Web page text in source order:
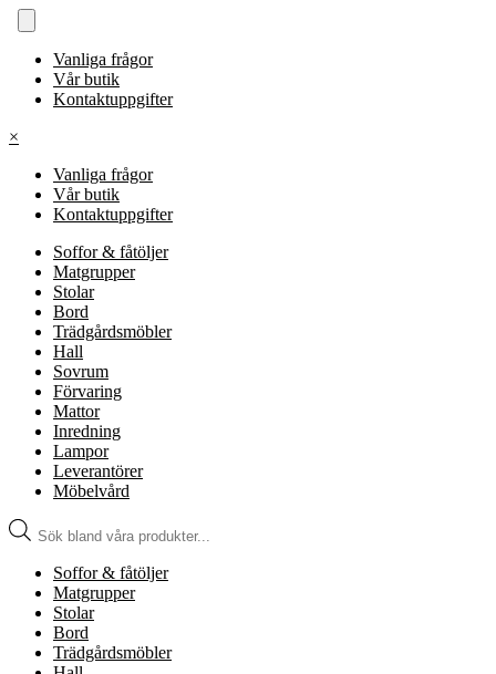
Vanliga frågor
Vår butik
Kontaktuppgifter
×
Vanliga frågor
Vår butik
Kontaktuppgifter
Soffor & fåtöljer
Matgrupper
Stolar
Bord
Trädgårdsmöbler
Hall
Sovrum
Förvaring
Mattor
Inredning
Lampor
Leverantörer
Möbelvård
Produktsökning
Soffor & fåtöljer
Matgrupper
Stolar
Bord
Trädgårdsmöbler